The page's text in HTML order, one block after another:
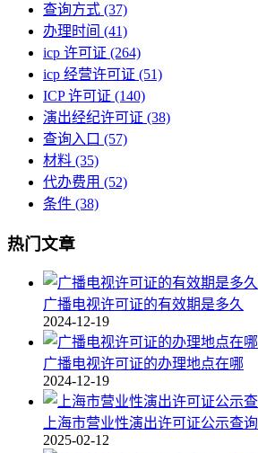
查询方式 (37)
办理时间 (41)
icp 许可证 (264)
icp 经营许可证 (51)
ICP 许可证 (140)
演出经纪许可证 (38)
查询入口 (57)
材料 (35)
代办费用 (52)
条件 (38)
热门文章
广播电视许可证的有效期是多久
2024-12-19
广播电视许可证的办理地点在哪
2024-12-19
上海市营业性演出许可证公示查询
2025-02-12